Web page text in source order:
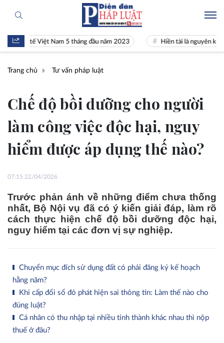
tế Việt Nam 5 tháng đầu năm 2023 Hiền tài là nguyên khí Quốc
Trang chủ Tư vấn pháp luật
Chế độ bồi dưỡng cho người
làm công việc độc hại, nguy
hiểm được áp dụng thế nào?
07:15 22/04/2026
Trước phản ánh về những điểm chưa thống
nhất, Bộ Nội vụ đã có ý kiến giải đáp, làm rõ
cách thực hiện chế độ bồi dưỡng độc hại,
nguy hiểm tại các đơn vị sự nghiệp.
Chuyển mục đích sử dụng đất có phải đăng ký kế hoạch
hằng năm?
Khi cấp đổi sổ đỏ phát hiện sai thông tin: Làm thế nào cho
đúng luật?
Cá nhân có thu nhập tại nhiều tỉnh thành khác nhau thì nộp
thuế ở đâu?